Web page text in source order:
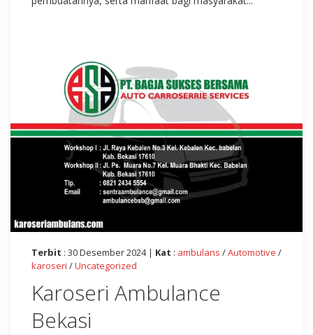
Terbit : 30 Desember 2024 | Kat : ambulans /Automotive /
karoseri /Uncategorized
Karoseri Ambulance
Bekasi